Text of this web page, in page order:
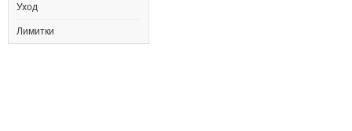
Уход
Лимитки